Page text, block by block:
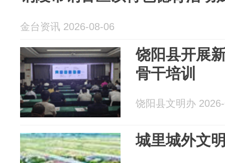
金台资讯 2026-08-06
饶阳县开展
骨干培训
饶阳县文明办
城里城外文